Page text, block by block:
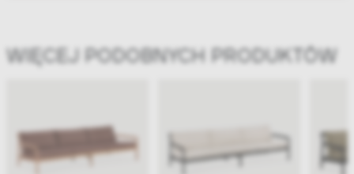
WIĘCEJ PODOBNYCH PRODUKTÓW